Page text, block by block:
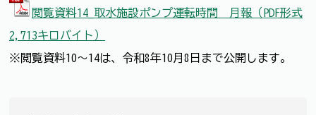
閲覧資料14_取水施設ポンプ運転時間 月報（PDF形式
2,713キロバイト）
※閲覧資料10～14は、令和8年10月8日まで公開します。